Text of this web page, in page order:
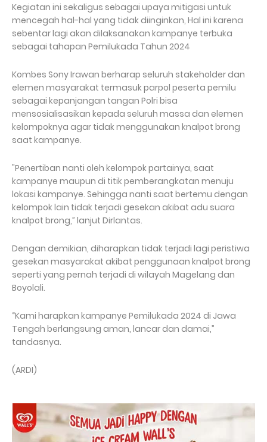
Kegiatan ini sekaligus sebagai upaya mitigasi untuk
mencegah hal-hal yang tidak diinginkan, Hal ini karena
sebentar lagi akan dilaksanakan kampanye terbuka
sebagai tahapan Pemilukada Tahun 2024
Kombes Sony Irawan berharap seluruh stakeholder dan
elemen masyarakat termasuk parpol peserta pemilu
sebagai kepanjangan tangan Polri bisa
mensosialisasikan kepada seluruh massa dan elemen
kelompoknya agar tidak menggunakan knalpot brong
saat kampanye.
"Penertiban nanti oleh kelompok partainya, saat
kampanye maupun di titik pemberangkatan menuju
lokasi kampanye. Sehingga nanti saat bertemu dengan
kelompok lain tidak terjadi gesekan akibat adu suara
knalpot brong,” lanjut Dirlantas.
Dengan demikian, diharapkan tidak terjadi lagi peristiwa
gesekan masyarakat akibat penggunaan knalpot brong
seperti yang pernah terjadi di wilayah Magelang dan
Boyolali.
“Kami harapkan kampanye Pemilukada 2024 di Jawa
Tengah berlangsung aman, lancar dan damai,”
tandasnya.
(ARDI)